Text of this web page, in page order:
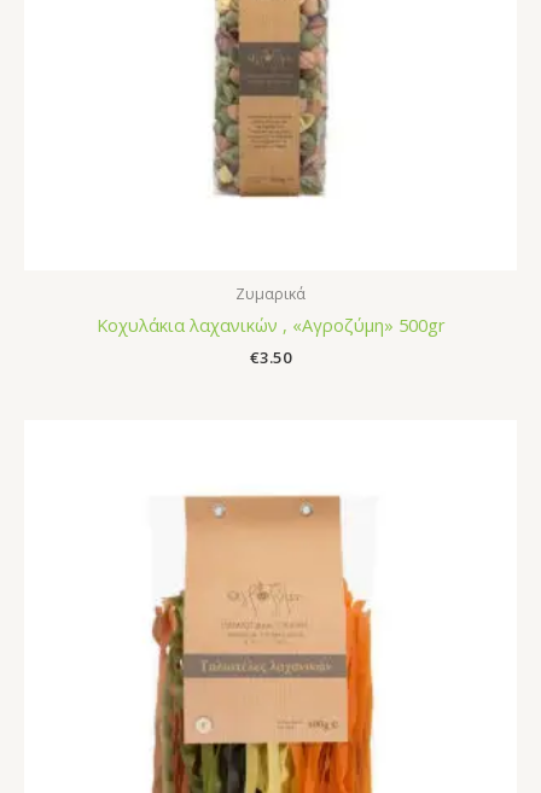
Ζυμαρικά
Κοχυλάκια λαχανικών , «Αγροζύμη» 500gr
€3.50